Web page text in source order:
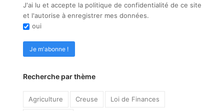
J'ai lu et accepte la politique de confidentialité de ce site
et l'autorise à enregistrer mes données.
oui
Recherche par thème
Agriculture Creuse Loi de Finances